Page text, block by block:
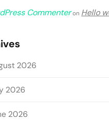
Commenteron Hello
2026
2026
2026